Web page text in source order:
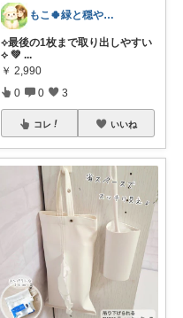
もこ🍀緑と穏やかなくらし🐑🍀
‎⟡‎最後の1枚まで取り出しやすい
⟡‎ 💚 ...
￥ 2,990
0 0 3
コレ いいね